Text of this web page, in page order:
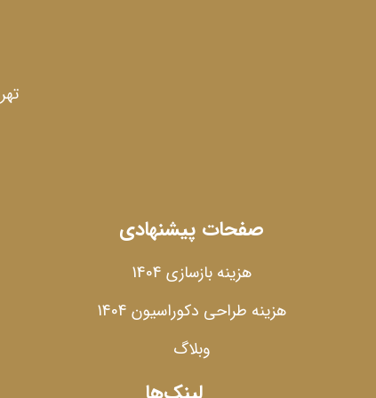
صفحات پیشنهادی
هزینه بازسازی 1404
هزینه طراحی دکوراسیون 1404
وبلاگ